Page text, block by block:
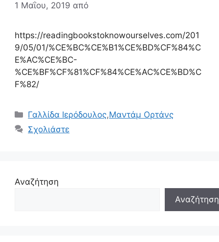
1 Μαΐου, 2019 από
https://readingbookstoknowourselves.com/201
9/05/01/%CE%BC%CE%B1%CE%BD%CF%84%C
E%AC%CE%BC-
%CE%BF%CF%81%CF%84%CE%AC%CE%BD%C
F%82/
Κατηγορίες
Γαλλίδα Ιερόδουλος,Μαντάμ Ορτάνς
Σχολιάστε
Αναζήτηση
Αναζήτηση